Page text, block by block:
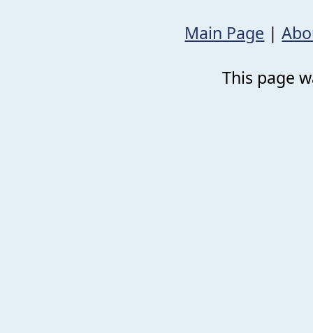
Main Page |
This page